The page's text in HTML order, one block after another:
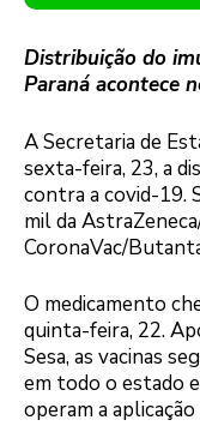
Distribuição do
Paraná acontece
A Secretaria de
sexta-feira, 23, a
contra a covid-19.
mil da
CoronaVac/
O medicamento
quinta-feira, 22.
Sesa, as vacinas
em todo o estado
operam a